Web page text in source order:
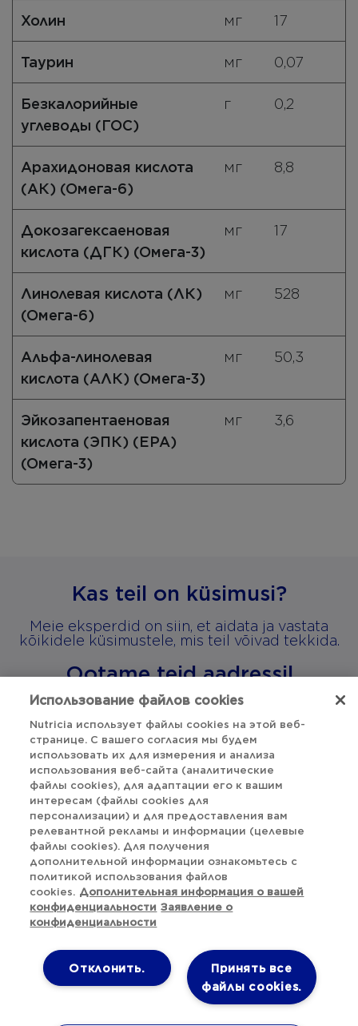
Холин мг 17
Таурин мг 0,07
Безкалорийные
углеводы (ГОС)
г 0,2
Арахидоновая кислота
(АК) (Омега-6)
мг 8,8
Докозагексаеновая
кислота (ДГК) (Омега-3)
мг 17
Линолевая кислота (ЛК)
(Омега-6)
мг 528
Альфа-линолевая
кислота (АЛК) (Омега-3)
мг 50,3
Эйкозапентаеновая
кислота (ЭПК) (EPA)
(Омега-3)
мг 3,6
Kas teil on küsimusi?
Meie eksperdid on siin, et aidata ja vastata
kõikidele küsimustele, mis teil võivad tekkida.
Ootame teid aadressil
aptaclub.ee@danone.com
Наверх
Заявление о конфиденциальности
Политика cookie-файлов
Настройки файлов cookie
Подписывайтесь на нас:
Использование файлов cookies
Nutricia использует файлы cookies на этой веб-
странице. С вашего согласия мы будем
использовать их для измерения и анализа
использования веб-сайта (аналитические
файлы cookies), для адаптации его к вашим
интересам (файлы cookies для
персонализации) и для предоставления вам
релевантной рекламы и информации (целевые
файлы cookies). Для получения
дополнительной информации ознакомьтесь с
политикой использования файлов
cookies. Дополнительная информация о вашей
конфиденциальности Заявление о
конфиденциальности
Принять все
файлы cookies.
Отклонить.